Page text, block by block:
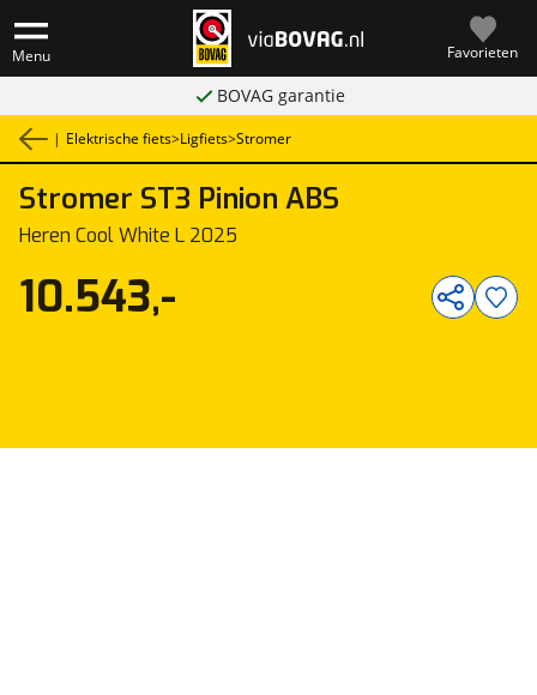
Menu Favorieten
BOVAG garantie
| Elektrische fiets>Ligfiets>Stromer
Stromer ST3 Pinion ABS
Heren Cool White L 2025
10.543,-